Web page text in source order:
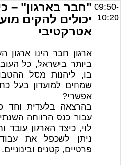
09:50-
10:20
"חבר בארגון" –
יכולים להקים
אטרקטיבי
ארגון חבר הינו ארגון
ביותר בישראל, כל
בו, ליהנות מסל
שמחים למועדון בעל
אפשרי?
בהרצאה בלעדית וחד
עבור כנס הרווחה
לוי, כיצד הארגון עובד
ניתן לשכפל את
פרטיים, קטנים ובינוניים.